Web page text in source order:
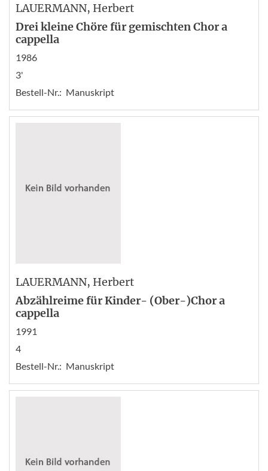
LAUERMANN, Herbert
Drei kleine Chöre für gemischten Chor a
cappella
1986
3'
Bestell-Nr.: Manuskript
LAUERMANN, Herbert
Abzählreime für Kinder- (Ober-)Chor a
cappella
1991
4
Bestell-Nr.: Manuskript